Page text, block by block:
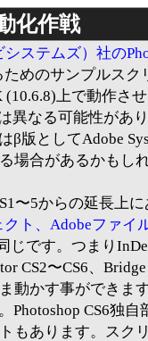
化作戦
ステムズ）社の
めのサンプルスク
上で動作さ
異なる可能性があ
β版としてAdobe
場合があるかもし
〜5からの延長上
ト、Adobeファイ
じです。つまり
CS2〜CS6、
動かす事ができま
Photoshop CS6独
もあります。スク